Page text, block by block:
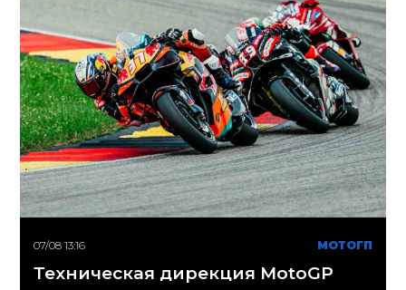
07/08 13:16 МОТОГП
Техническая дирекция MotoGP